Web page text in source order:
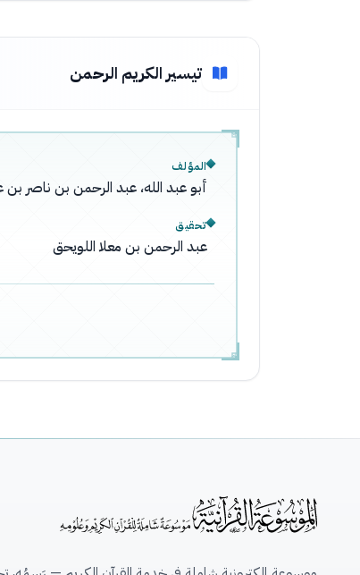
تيسير الكريم الرحمن
المؤلف
أبو عبد الله، عبد الرحمن بن ناصر
تحقيق
عبد الرحمن بن معلا اللويحق